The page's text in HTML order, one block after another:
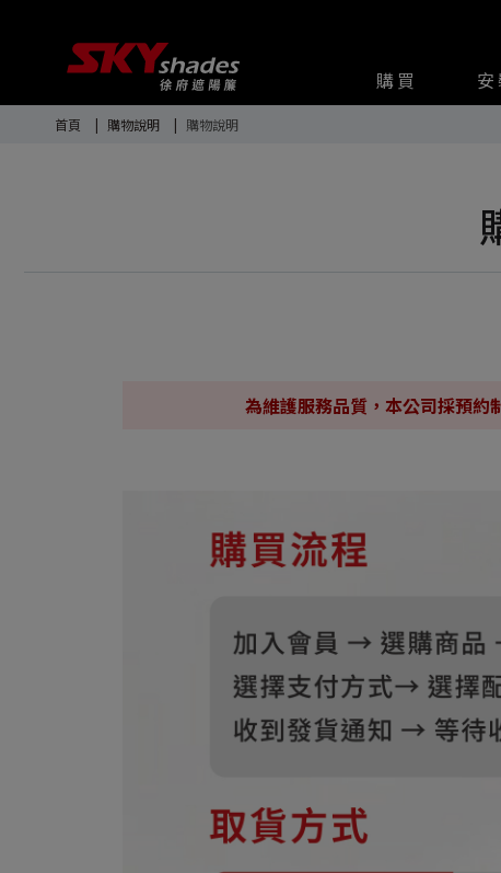
購買
首頁 購物說明 購物說明
為維護服務品質，本公司採預約